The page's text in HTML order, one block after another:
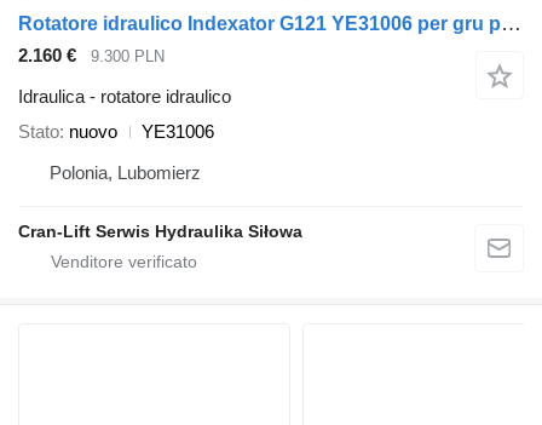
Rotatore idraulico Indexator G121 YE31006 per gru per autocarro Epsilon
2.160 € 9.300 PLN
Idraulica - rotatore idraulico
Stato nuovo
YE31006
Polonia, Lubomierz
Cran-Lift Serwis Hydraulika Siłowa